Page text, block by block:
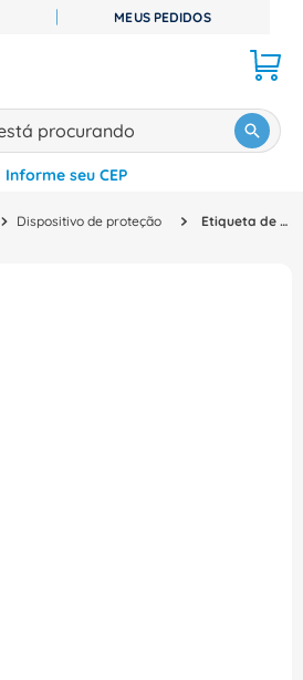
MEUS PEDIDOS
procurando
Informe seu CEP
Dispositivo de proteção Etiqueta de Marcação CMS P1 para Plotter papelão branco ESKMK3 Phoenix Contact